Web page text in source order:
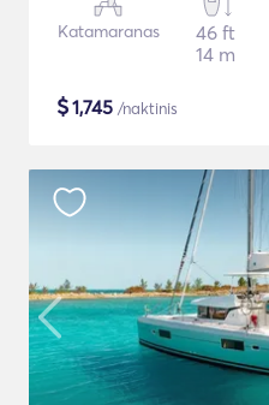
Katamaranas
46 ft
14 m
$1,745 /naktinis